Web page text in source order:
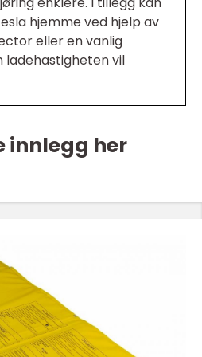
hjemme ved hjelp av
eller en vanlig
ladehastigheten vil
innlegg her